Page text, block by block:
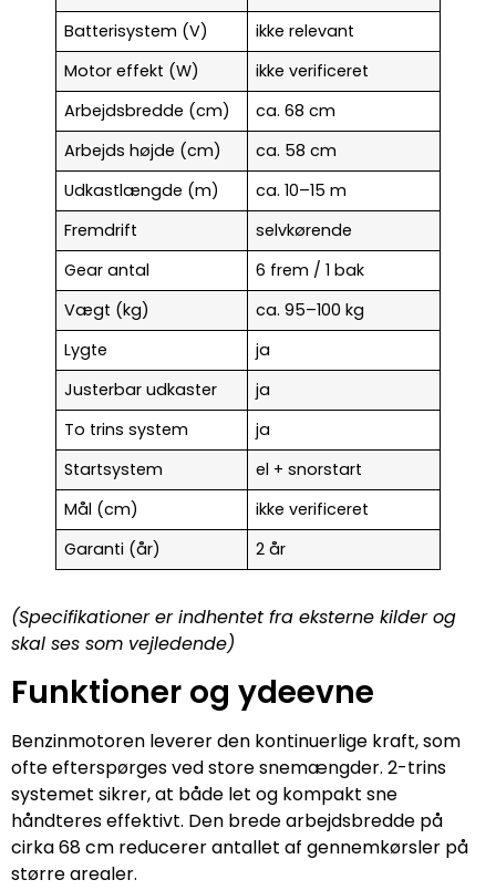
Batterisystem (V)
ikke relevant
Motor effekt (W)
ikke verificeret
Arbejdsbredde (cm)
ca. 68 cm
Arbejds højde (cm)
ca. 58 cm
Udkastlængde (m)
ca. 10–15 m
Fremdrift
selvkørende
Gear antal
6 frem / 1 bak
Vægt (kg)
ca. 95–100 kg
Lygte
ja
Justerbar udkaster
ja
To trins system
ja
Startsystem
el + snorstart
Mål (cm)
ikke verificeret
Garanti (år)
2 år
(Specifikationer er indhentet fra eksterne kilder og
skal ses som vejledende)
Funktioner og ydeevne
Benzinmotoren leverer den kontinuerlige kraft, som
ofte efterspørges ved store snemængder. 2-trins
systemet sikrer, at både let og kompakt sne
håndteres effektivt. Den brede arbejdsbredde på
cirka 68 cm reducerer antallet af gennemkørsler på
større arealer.